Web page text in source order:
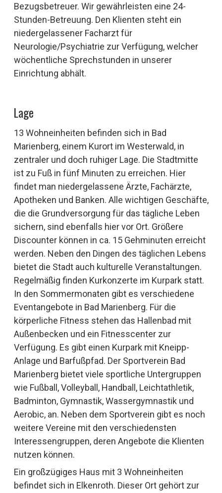
Bezugsbetreuer. Wir gewährleisten eine 24-
Stunden-Betreuung. Den Klienten steht ein
niedergelassener Facharzt für
Neurologie/Psychiatrie zur Verfügung, welcher
wöchentliche Sprechstunden in unserer
Einrichtung abhält.
Lage
13 Wohneinheiten befinden sich in Bad
Marienberg, einem Kurort im Westerwald, in
zentraler und doch ruhiger Lage. Die Stadtmitte
ist zu Fuß in fünf Minuten zu erreichen. Hier
findet man niedergelassene Ärzte, Fachärzte,
Apotheken und Banken. Alle wichtigen Geschäfte,
die die Grundversorgung für das tägliche Leben
sichern, sind ebenfalls hier vor Ort. Größere
Discounter können in ca. 15 Gehminuten erreicht
werden. Neben den Dingen des täglichen Lebens
bietet die Stadt auch kulturelle Veranstaltungen.
Regelmäßig finden Kurkonzerte im Kurpark statt.
In den Sommermonaten gibt es verschiedene
Eventangebote in Bad Marienberg. Für die
körperliche Fitness stehen das Hallenbad mit
Außenbecken und ein Fitnesscenter zur
Verfügung. Es gibt einen Kurpark mit Kneipp-
Anlage und Barfußpfad. Der Sportverein Bad
Marienberg bietet viele sportliche Untergruppen
wie Fußball, Volleyball, Handball, Leichtathletik,
Badminton, Gymnastik, Wassergymnastik und
Aerobic, an. Neben dem Sportverein gibt es noch
weitere Vereine mit den verschiedensten
Interessengruppen, deren Angebote die Klienten
nutzen können.
Ein großzügiges Haus mit 3 Wohneinheiten
befindet sich in Elkenroth. Dieser Ort gehört zur